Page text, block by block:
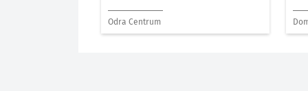
Odra Centrum